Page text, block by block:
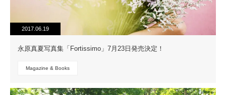
2017.06.19
永原真夏写真集「Fortissimo」7月23日発売決定！
Magazine & Books